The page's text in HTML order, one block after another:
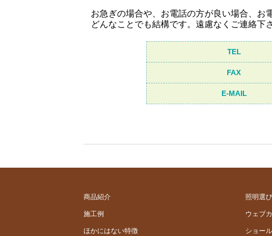
お急ぎの場合や、お電話の方が良い場合、お
どんなことでも結構です。遠慮なくご連絡下
TEL
FAX
E-MAIL
商品紹介 照明選
施工例 ウェブ
ほかにはない特徴 ショー